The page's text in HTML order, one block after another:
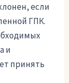
если
ГПК.
и
принять